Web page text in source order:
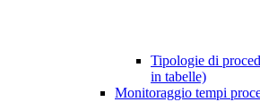
Tipologie di
in tabelle)
Monitoraggio tempi